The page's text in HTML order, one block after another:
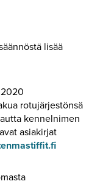
lisää
rotujärjestönsä
kennelnimen
asiakirjat